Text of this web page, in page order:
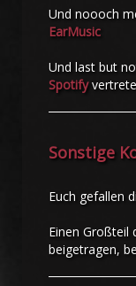
Und noooch
EarMusic
Und last but
Spotify
Sonstige
Euch gefallen
Einen Großteil
beigetragen,